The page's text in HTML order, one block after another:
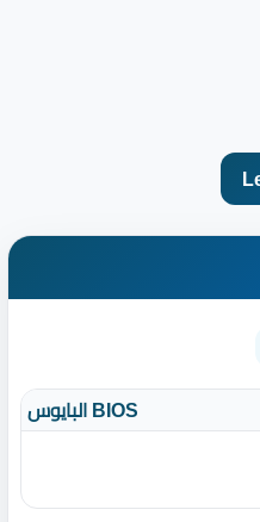
البايوس BIOS